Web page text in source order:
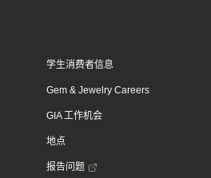
学生消费者信息
Gem & Jewelry Careers
GIA 工作机会
地点
报告问题